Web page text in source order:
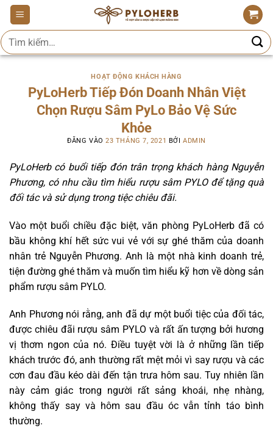
Bỏ
qua
nội
dung
Tìm
kiếm:
HOẠT ĐỘNG KHÁCH HÀNG
PyLoHerb Tiếp Đón Doanh Nhân Việt
Chọn Rượu Sâm PyLo Bảo Vệ Sức
Khỏe
ĐĂNG VÀO23 THÁNG 7, 2021 BỞI ADMIN
PyLoHerb có buổi tiếp đón trân trọng khách hàng Nguyễn
Phương, có nhu cầu tìm hiểu rượu sâm PYLO để tặng quà
đối tác và sử dụng trong tiệc chiêu đãi.
Vào một buổi chiều đặc biệt, văn phòng PyLoHerb đã có
bầu không khí hết sức vui vẻ với sự ghé thăm của doanh
nhân trẻ Nguyễn Phương. Anh là một nhà kinh doanh trẻ,
tiện đường ghé thăm và muốn tìm hiểu kỹ hơn về dòng sản
phẩm rượu sâm PYLO.
Anh Phương nói rằng, anh đã dự một buổi tiệc của đối tác,
được chiêu đãi rượu sâm PYLO và rất ấn tượng bởi hương
vị thơm ngon của nó. Điều tuyệt vời là ở những lần tiếp
khách trước đó, anh thường rất mệt mỏi vì say rượu và các
cơn đau đầu kéo dài đến tận trưa hôm sau. Tuy nhiên lần
này cảm giác trong người rất sảng khoái, nhẹ nhàng,
không thấy say và hôm sau đầu óc vẫn tỉnh táo bình
thường.